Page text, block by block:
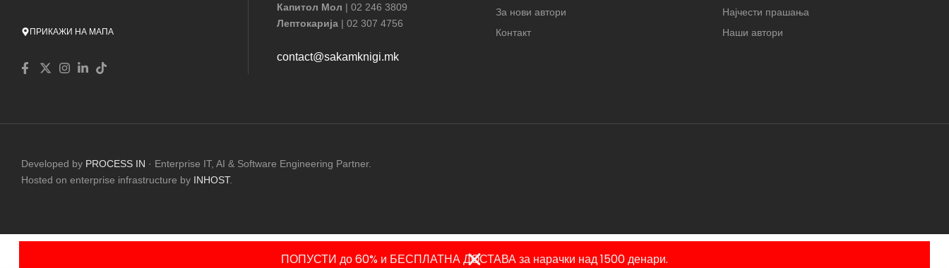
ПРИКАЖИ НА МАПА
Капитол Мол | 02 246 3809
Лептокарија | 02 307 4756
contact@sakamknigi.mk
За нови автори
Контакт
Најчести прашања
Наши автори
Developed by PROCESS IN · Enterprise IT, AI & Software Engineering Partner.
Hosted on enterprise infrastructure by INHOST.
ПОПУСТИ до 60% и БЕСПЛАТНА ДОСТАВА за нарачки над 1500 денари.